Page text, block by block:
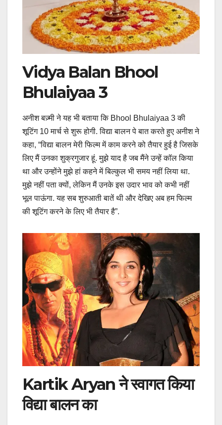
Vidya Balan Bhool
Bhulaiyaa 3
अनीश बज़्मी ने यह भी बताया कि Bhool Bhulaiyaa 3 की
शूटिंग 10 मार्च से शुरू होगी. विद्या बालन पे बात करते हुए अनीश ने
कहा, “विद्या बालन मेरी फिल्म में काम करने को तैयार हुई है जिसके
लिए मैं उनका शुक्रगुजार हूं. मुझे याद है जब मैंने उन्हें कॉल किया
था और उन्होंने मुझे हां कहने में बिल्कुल भी समय नहीं लिया था.
मुझे नहीं पता क्यों, लेकिन मैं उनके इस उदार भाव को कभी नहीं
भूल पाऊंगा. यह सब शुरुआती बातें थी और देखिए अब हम फिल्म
की शूटिंग करने के लिए भी तैयार है”.
Kartik Aryan ने स्वागत किया
विद्या बालन का